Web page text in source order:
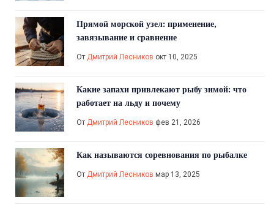
Прямой морской узел: применение,
завязывание и сравнение
От Дмитрий Лесников окт 10, 2025
Какие запахи привлекают рыбу зимой: что
работает на льду и почему
От Дмитрий Лесников фев 21, 2026
Как называются соревнования по рыбалке
От Дмитрий Лесников мар 13, 2025